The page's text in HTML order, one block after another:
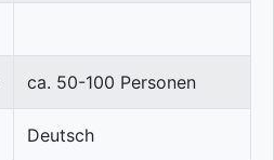
ca. 50-100 Personen
Deutsch